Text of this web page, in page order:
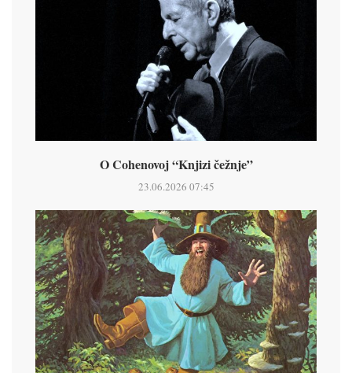
O Cohenovoj “Knjizi čežnje”
23.06.2026 07:45